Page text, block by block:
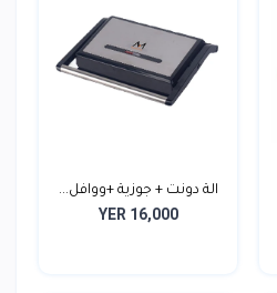
الة دونت + جوزية +ووافل...
YER 16,000